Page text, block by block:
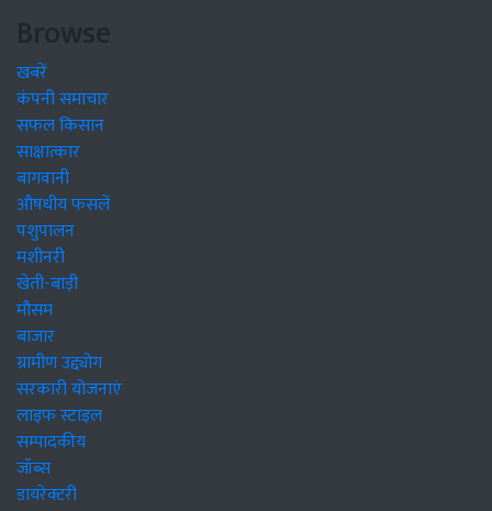
Browse
खबरें
कंपनी समाचार
सफल किसान
साक्षात्कार
बागवानी
औषधीय फसलें
पशुपालन
मशीनरी
खेती-बाड़ी
मौसम
बाजार
ग्रामीण उद्द्योग
सरकारी योजनाएं
लाइफ स्टाइल
सम्पादकीय
जॉब्स
डायरेक्टरी